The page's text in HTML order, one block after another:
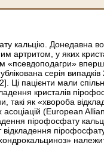
кальцію. Донедавна
артритом, у яких
«псевдоподагри»
серія випадків
пацієнти мали спільні
кристалів
такі як «хвороба
(European
пірофосфату